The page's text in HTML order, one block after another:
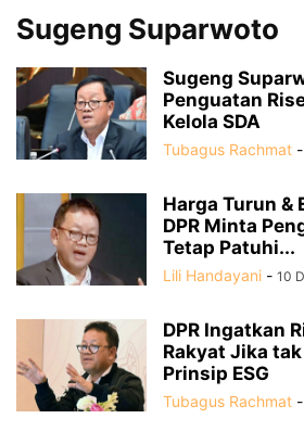
Sugeng Suparwoto
Sugeng
Penguatan
Kelola SDA
Tubagus Rachmat -
Harga Turun &
DPR Minta
Tetap Patuhi...
Lili Handayani - 10
DPR Ingatkan
Rakyat Jika
Prinsip ESG
Tubagus Rachmat -